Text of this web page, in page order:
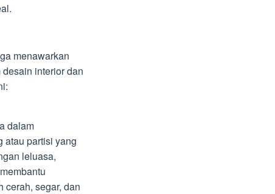
menawarkan
interior dan
dalam
atau partisi yang
leluasa,
cerah, segar, dan